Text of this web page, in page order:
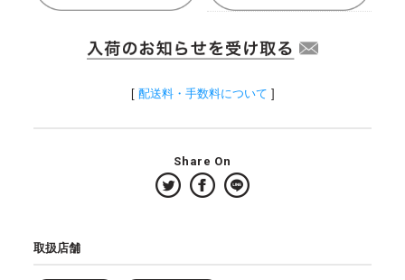
[ 配送料・手数料について ]
Share On
取扱店舗